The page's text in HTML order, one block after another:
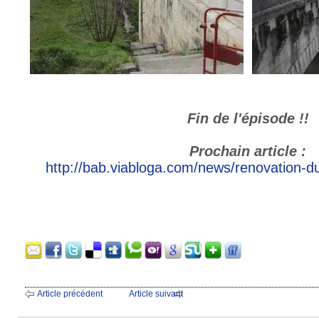
Fin de l'épisode !!
Prochain article :
http://bab.viabloga.com/news/renovation-
Article précédent Article suivant